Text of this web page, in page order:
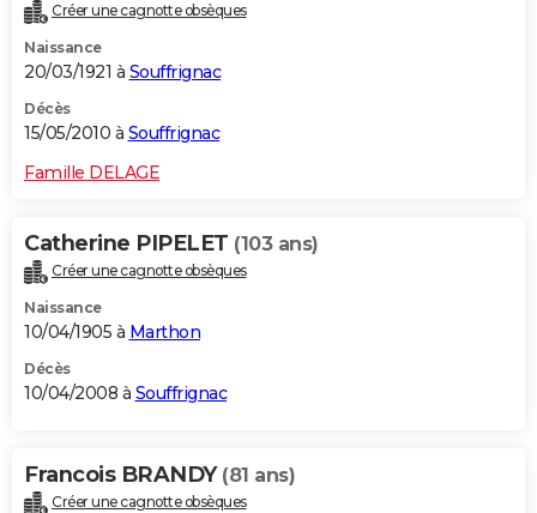
Créer une cagnotte obsèques
Naissance
20/03/1921 à Souffrignac
Décès
15/05/2010 à Souffrignac
Famille DELAGE
Catherine PIPELET (103 ans)
Créer une cagnotte obsèques
Naissance
10/04/1905 à Marthon
Décès
10/04/2008 à Souffrignac
Francois BRANDY (81 ans)
Créer une cagnotte obsèques